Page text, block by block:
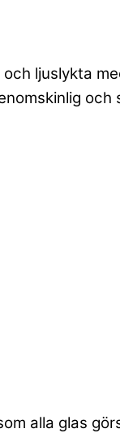
ljuslykta
och
alla glas